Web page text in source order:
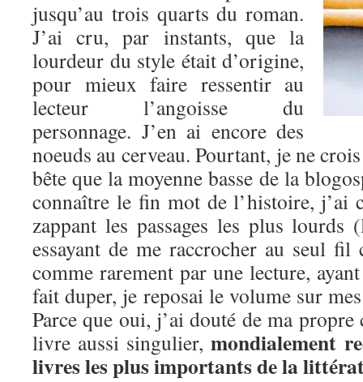
jusqu’au trois quarts du roman.
J’ai cru, par instants, que la
lourdeur du style était d’origine,
pour mieux faire ressentir au
lecteur l’angoisse du
personnage. J’en ai encore des
noeuds au cerveau. Pourtant, je ne
bête que la moyenne basse de la
connaître le fin mot de l’histoire, j’ai
zappant les passages les plus lourds
essayant de me raccrocher au seul
comme rarement par une lecture,
fait duper, je reposai le volume sur
Parce que oui, j’ai douté de ma propre
livre aussi singulier,mondialement
livres les plus importants de la